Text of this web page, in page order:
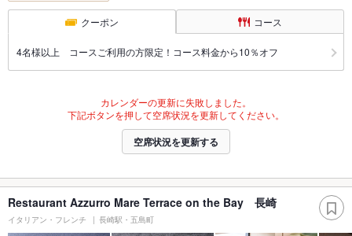
クーポン コース
4名様以上 コースご利用の方限定！コース料金から10％オフ
カレンダーの更新に失敗しました。
下記ボタンを押して空席状況を更新してください。
空席状況を更新する
Restaurant Azzurro Mare Terrace on the Bay 長崎
イタリアン・フレンチ 長崎駅・五島町